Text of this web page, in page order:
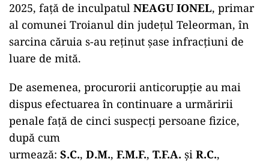
2025, față de inculpatul NEAGU IONEL, primar
al comunei Troianul din județul Teleorman, în
sarcina căruia s-au reținut șase infracțiuni de
luare de mită.
De asemenea, procurorii anticorupție au mai
dispus efectuarea în continuare a urmăririi
penale față de cinci suspecți persoane fizice,
după cum
urmează: S.C., D.M., F.M.F., T.F.A. și R.C.,